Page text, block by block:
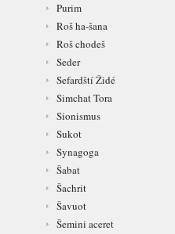
Purim
Roš ha-šana
Roš chodeš
Seder
Sefardští Židé
Simchat Tora
Sionismus
Sukot
Synagoga
Šabat
Šachrit
Šavuot
Šemini aceret